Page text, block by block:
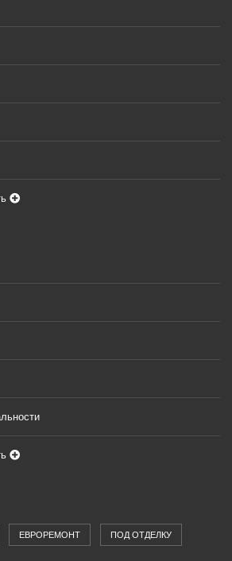
ЕВРОРЕМОНТ ПОД ОТДЕЛКУ